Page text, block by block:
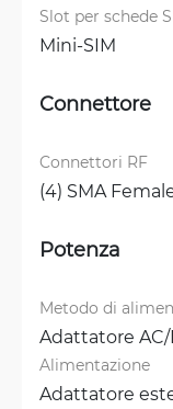
Slot per schede
Mini-SIM
Connettore
Connettori RF
(4) SMA
Potenza
Metodo di
Adattatore AC/
Alimentazione
Adattatore